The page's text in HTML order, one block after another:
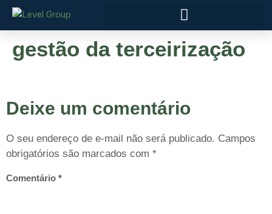
gestão da terceirização
Deixe um comentário
O seu endereço de e-mail não será publicado. Campos
obrigatórios são marcados com *
Comentário *